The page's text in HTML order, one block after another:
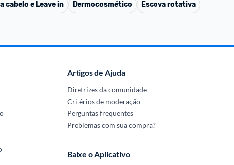
cabelo e Leave in Dermocosmético Escova rotativa
Artigos de Ajuda
Diretrizes da comunidade
Critérios de moderação
Perguntas frequentes
Problemas com sua compra?
Baixe o Aplicativo